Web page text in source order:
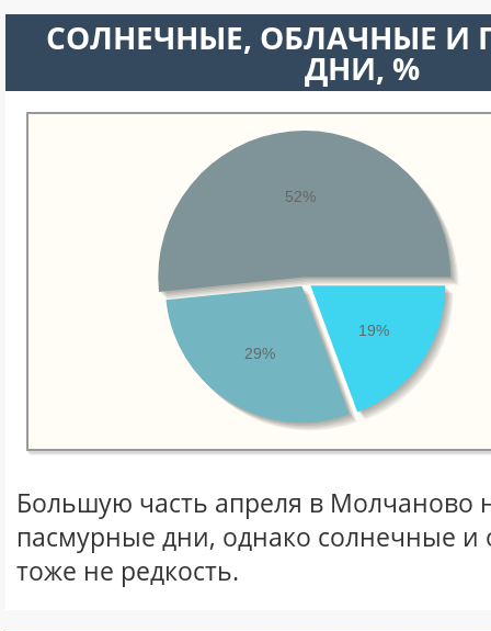
CОЛНЕЧНЫЕ, ОБЛАЧНЫЕ И
ДНИ, %
19%
29%
52%
Большую часть апреля в Молчаново
пасмурные дни, однако солнечные
тоже не редкость.